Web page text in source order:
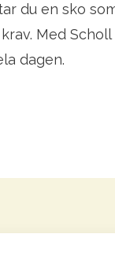
du en sko
Med
dagen.